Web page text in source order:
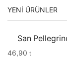
YENI ÜRÜNLER
46,90